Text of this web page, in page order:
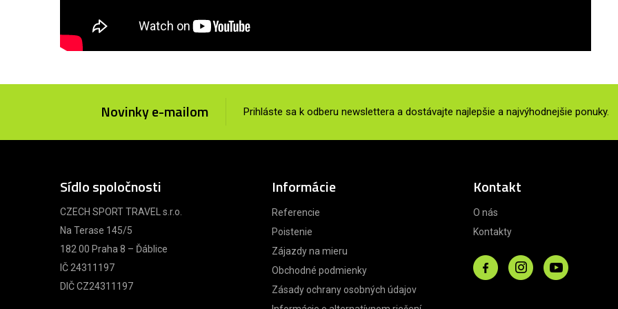
Novinky e-mailom Prihláste sa k odberu newslettera a dostávajte najlepšie a najvýhodnejšie ponuky.
Sídlo spoločnosti
CZECH SPORT TRAVEL s.r.o.
Na Terase 145/5
182 00 Praha 8 – Ďáblice
IČ 24311197
DIČ CZ24311197
Informácie
Referencie
Poistenie
Zájazdy na mieru
Obchodné podmienky
Zásady ochrany osobných údajov
Kontakt
O nás
Kontakty